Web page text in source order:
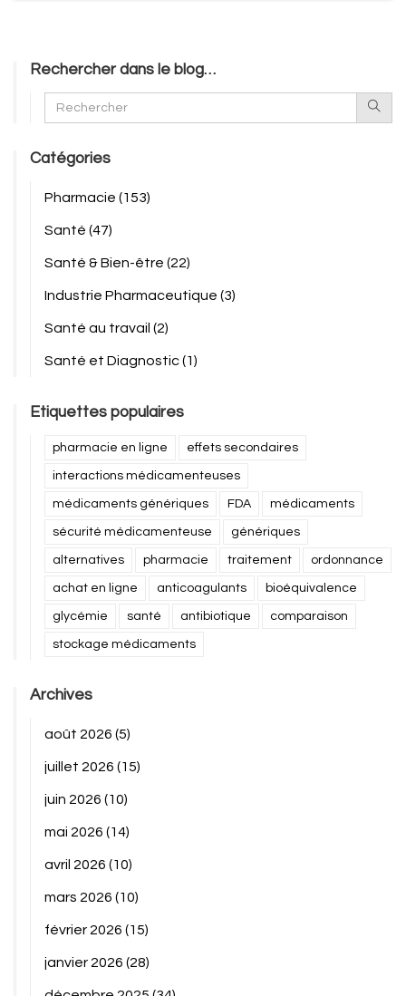
Rechercher dans le blog…
Catégories
Pharmacie (153)
Santé (47)
Santé & Bien-être (22)
Industrie Pharmaceutique (3)
Santé au travail (2)
Santé et Diagnostic(1)
Etiquettes populaires
pharmacie en ligne effets secondaires
interactions médicamenteuses
médicaments génériques FDA médicaments
sécurité médicamenteuse génériques
alternatives pharmacie traitement ordonnance
achat en ligne anticoagulants bioéquivalence
glycémie santé antibiotique comparaison
stockage médicaments
Archives
août 2026 (5)
juillet 2026 (15)
juin 2026 (10)
mai 2026 (14)
avril 2026 (10)
mars 2026 (10)
février 2026 (15)
janvier 2026 (28)